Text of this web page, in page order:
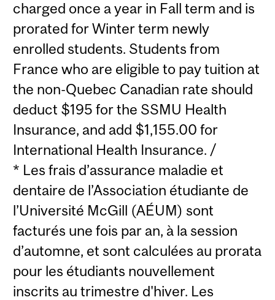
charged once a year in Fall term and is
prorated for Winter term newly
enrolled students. Students from
France who are eligible to pay tuition at
the non-Quebec Canadian rate should
deduct $195 for the SSMU Health
Insurance, and add $1,155.00 for
International Health Insurance. /
* Les frais d’assurance maladie et
dentaire de l’Association étudiante de
l’Université McGill (AÉUM) sont
facturés une fois par an, à la session
d’automne, et sont calculées au prorata
pour les étudiants nouvellement
inscrits au trimestre d'hiver. Les